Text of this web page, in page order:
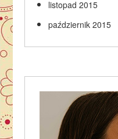
listopad 2015
październik 2015